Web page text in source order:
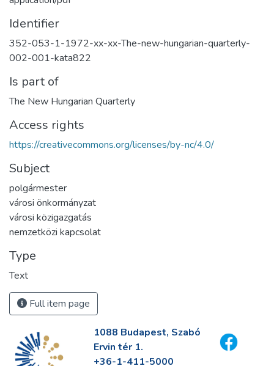
Identifier
352-053-1-1972-xx-xx-The-new-hungarian-quarterly-
002-001-kata822
Is part of
The New Hungarian Quarterly
Access rights
https://creativecommons.org/licenses/by-nc/4.0/
Subject
polgármester
városi önkormányzat
városi közigazgatás
nemzetközi kapcsolat
Type
Text
Full item page
1088 Budapest, Szabó
Ervin tér 1.
+36-1-411-5000